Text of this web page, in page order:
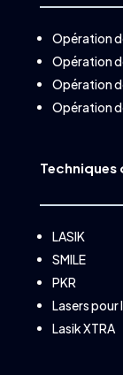
Opération
Opération
Opération
Opération
LASIK
SMILE
PKR
Lasers pour
Lasik XTRA